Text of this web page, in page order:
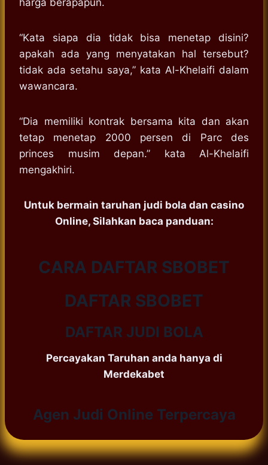
harga berapapun.
“Kata siapa dia tidak bisa menetap disini?
apakah ada yang menyatakan hal tersebut?
tidak ada setahu saya,” kata Al-Khelaifi dalam
wawancara.
“Dia memiliki kontrak bersama kita dan akan
tetap menetap 2000 persen di Parc des
princes musim depan.” kata Al-Khelaifi
mengakhiri.
Untuk bermain taruhan judi bola dan casino
Online, Silahkan baca panduan:
CARA DAFTAR SBOBET
DAFTAR SBOBET
DAFTAR JUDI BOLA
Percayakan Taruhan anda hanya di
Merdekabet
Agen Judi Online Terpercaya